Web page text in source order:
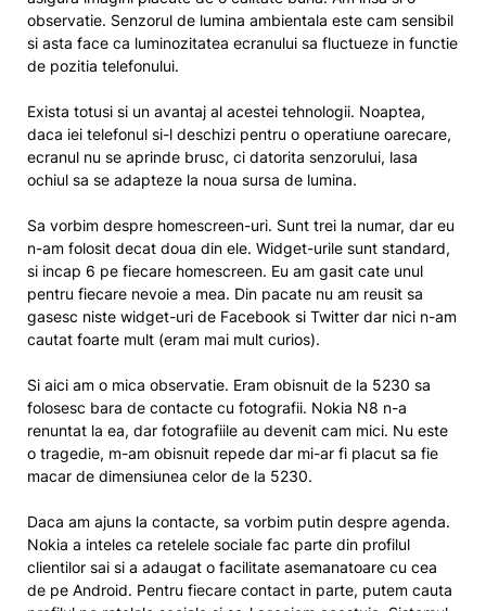
observatie. Senzorul de lumina ambientala este cam sensibil
si asta face ca luminozitatea ecranului sa fluctueze in functie
de pozitia telefonului.
Exista totusi si un avantaj al acestei tehnologii. Noaptea,
daca iei telefonul si-l deschizi pentru o operatiune oarecare,
ecranul nu se aprinde brusc, ci datorita senzorului, lasa
ochiul sa se adapteze la noua sursa de lumina.
Sa vorbim despre homescreen-uri. Sunt trei la numar, dar eu
n-am folosit decat doua din ele. Widget-urile sunt standard,
si incap 6 pe fiecare homescreen. Eu am gasit cate unul
pentru fiecare nevoie a mea. Din pacate nu am reusit sa
gasesc niste widget-uri de Facebook si Twitter dar nici n-am
cautat foarte mult (eram mai mult curios).
Si aici am o mica observatie. Eram obisnuit de la 5230 sa
folosesc bara de contacte cu fotografii. Nokia N8 n-a
renuntat la ea, dar fotografiile au devenit cam mici. Nu este
o tragedie, m-am obisnuit repede dar mi-ar fi placut sa fie
macar de dimensiunea celor de la 5230.
Daca am ajuns la contacte, sa vorbim putin despre agenda.
Nokia a inteles ca retelele sociale fac parte din profilul
clientilor sai si a adaugat o facilitate asemanatoare cu cea
de pe Android. Pentru fiecare contact in parte, putem cauta